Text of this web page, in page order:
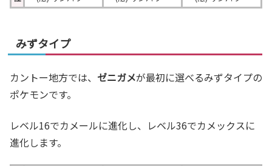
みずタイプ
カントー地方では、 ゼニガメが最初に選べるみずタイプの
ポケモンです。
レベル16でカメールに進化し、レベル36でカメックスに
進化します。